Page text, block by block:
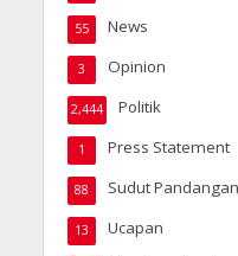
News
55
Opinion
3
Politik
2,444
Press Statement
1
Sudut Pandangan
88
Ucapan
13